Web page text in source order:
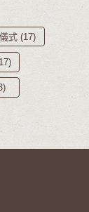
式 (17)